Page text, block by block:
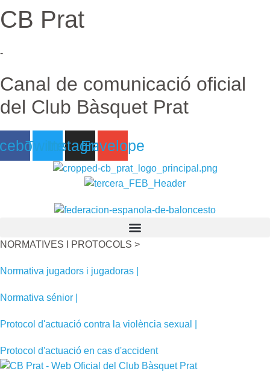
Ir
al
CB Prat
-
Canal de comunicació oficial
del Club Bàsquet Prat
TwitterInstagram
Envelope
NORMATIVES I PROTOCOLS >
Normativa jugadors i jugadoras |
Normativa sénior |
Protocol d'actuació contra la violència sexual |
Protocol d'actuació en cas d'accident